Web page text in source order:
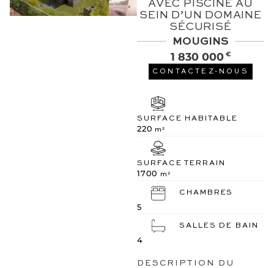
AVEC PISCINE AU
SEIN D’UN DOMAINE
SÉCURISÉ
MOUGINS
1 830 000€
CONTACTEZ-NOUS
SURFACE HABITABLE
220 m²
SURFACE TERRAIN
1700 m²
CHAMBRES
5
SALLES DE BAIN
4
DESCRIPTION DU